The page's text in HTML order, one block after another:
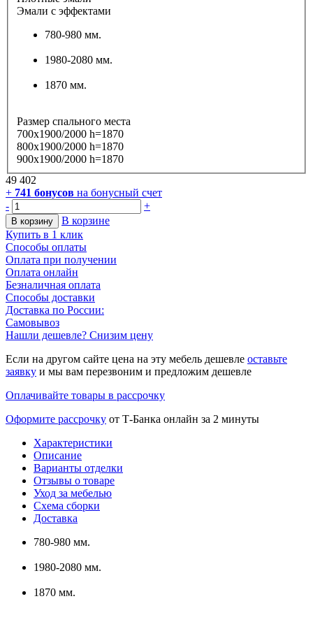
Эмали с эффектами
780-980 мм.
1980-2080 мм.
1870 мм.
Размер спального места
700х1900/2000 h=1870
800х1900/2000 h=1870
900х1900/2000 h=1870
49 402
+ 741 бонусов на бонусный счет
-
+
В корзину
В корзине
Купить в 1 клик
Способы оплаты
Оплата при получении
Оплата онлайн
Безналичная оплата
Способы доставки
Доставка по России:
Самовывоз
Нашли дешевле? Снизим цену
Если на другом сайте цена на эту мебель дешевле оставьте
заявку и мы вам перезвоним и предложим дешевле
Оплачивайте товары в рассрочку
Оформите рассрочку от Т-Банка онлайн за 2 минуты
Характеристики
Описание
Варианты отделки
Отзывы о товаре
Уход за мебелью
Схема сборки
Доставка
780-980 мм.
1980-2080 мм.
1870 мм.